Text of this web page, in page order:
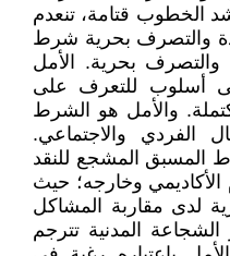
الخطوب قتامة، تنعدم
والتصرف بحرية شرط
والتصرف بحرية. الأمل
أسلوب للتعرف على
والأمل هو الشرط
الفردي والاجتماعي.
المسبق المشجع للنقد
وخارجه؛ حيث
لدى مقاربة المشاكل
الشجاعة المدنية تترجم